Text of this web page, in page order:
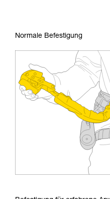
Normale Befestigung